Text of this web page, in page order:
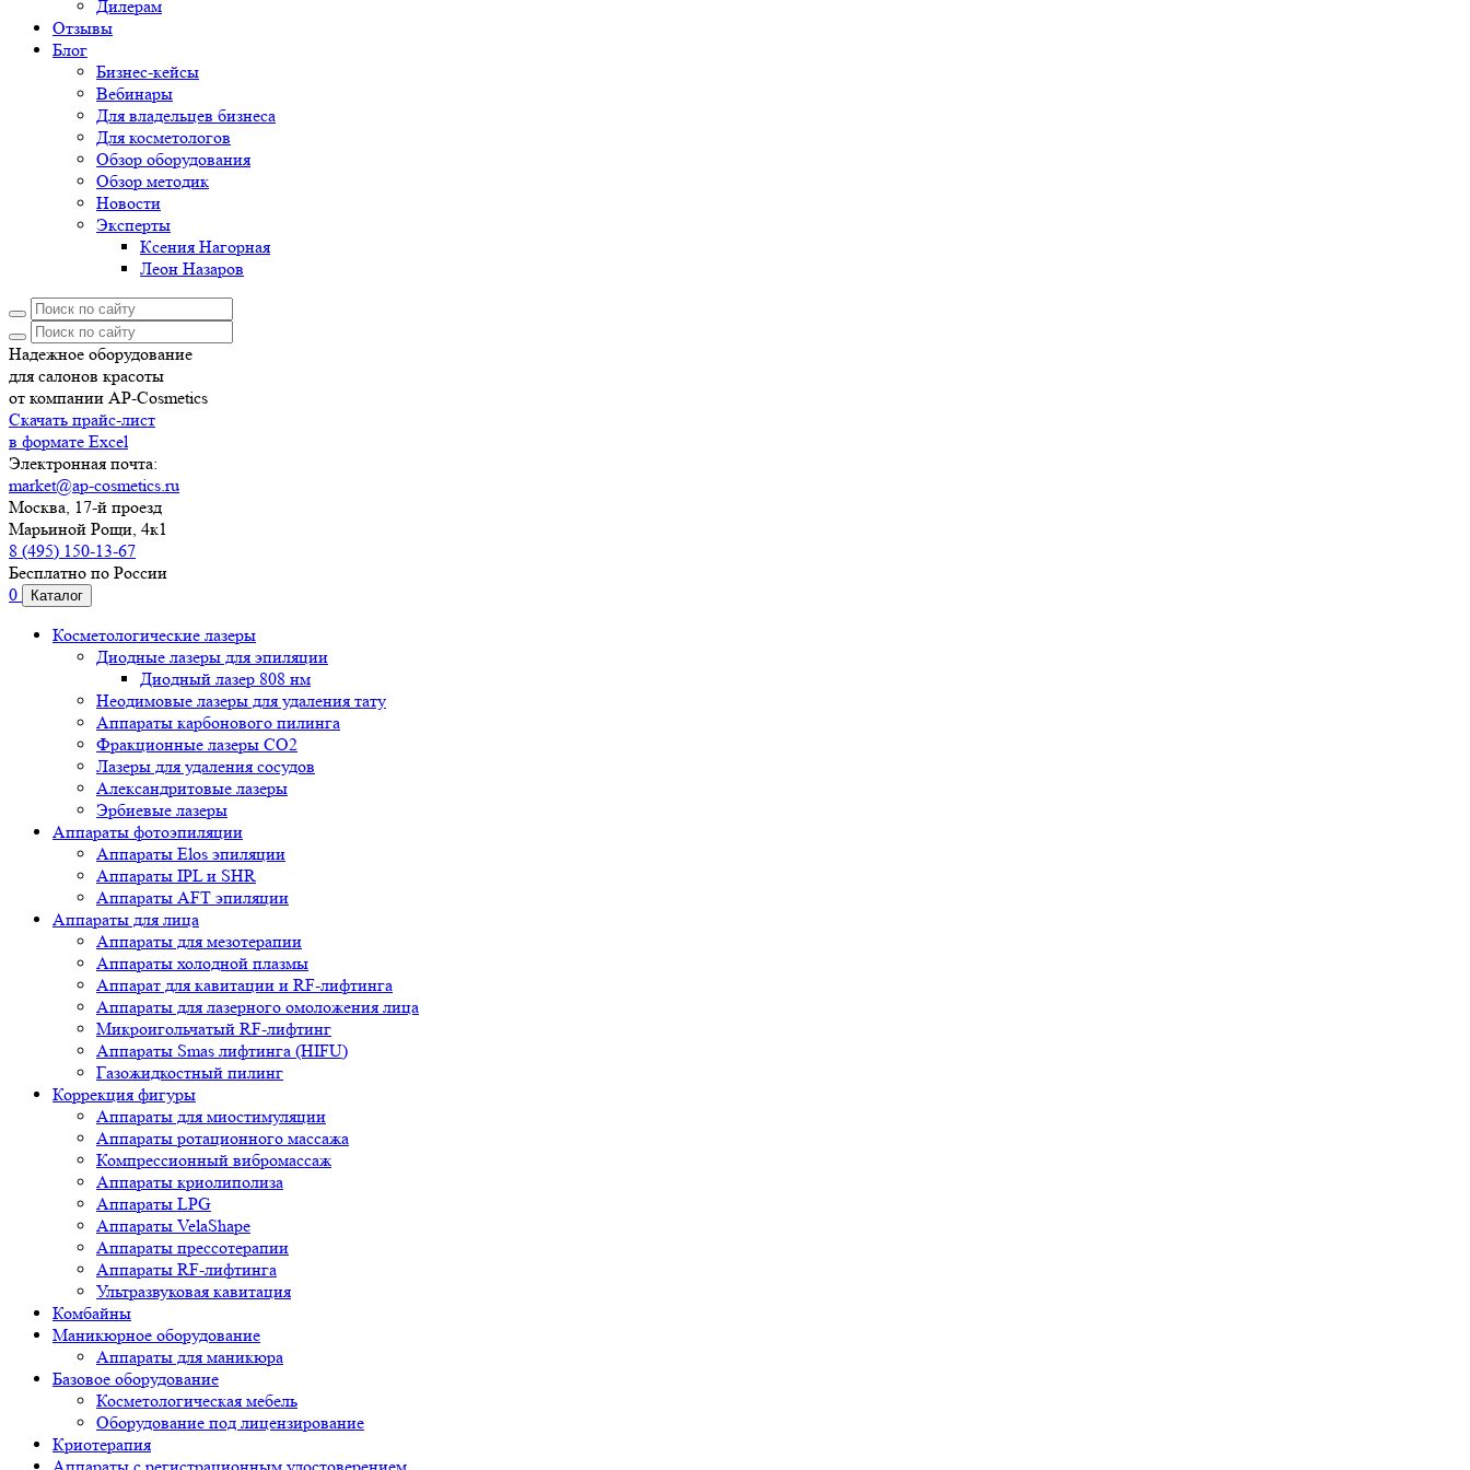
Дилерам
Отзывы
Блог
Бизнес-кейсы
Вебинары
Для владельцев бизнеса
Для косметологов
Обзор оборудования
Обзор методик
Новости
Эксперты
Ксения Нагорная
Леон Назаров
Надежное оборудование
для салонов красоты
от компании AP-Cosmetics
Скачать прайс-лист
в формате Excel
Электронная почта:
market@ap-cosmetics.ru
Москва, 17-й проезд
Марьиной Рощи, 4к1
8 (495) 150-13-67
Бесплатно по России
0
Каталог
Косметологические лазеры
Диодные лазеры для эпиляции
Диодный лазер 808 нм
Неодимовые лазеры для удаления тату
Аппараты карбонового пилинга
Фракционные лазеры CO2
Лазеры для удаления сосудов
Александритовые лазеры
Эрбиевые лазеры
Аппараты фотоэпиляции
Аппараты Elos эпиляции
Аппараты IPL и SHR
Аппараты AFT эпиляции
Аппараты для лица
Аппараты для мезотерапии
Аппараты холодной плазмы
Аппарат для кавитации и RF-лифтинга
Аппараты для лазерного омоложения лица
Микроигольчатый RF-лифтинг
Аппараты Smas лифтинга (HIFU)
Газожидкостный пилинг
Коррекция фигуры
Аппараты для миостимуляции
Аппараты ротационного массажа
Компрессионный вибромассаж
Аппараты криолиполиза
Аппараты LPG
Аппараты VelaShape
Аппараты прессотерапии
Аппараты RF-лифтинга
Ультразвуковая кавитация
Комбайны
Маникюрное оборудование
Аппараты для маникюра
Базовое оборудование
Косметологическая мебель
Оборудование под лицензирование
Криотерапия